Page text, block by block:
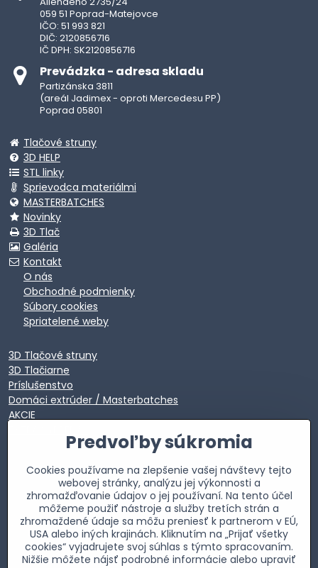
059 51 Poprad-Matejovce
IČO: 51 993 821
DIČ: 2120856716
IČ DPH: SK2120856716
Prevádzka - adresa skladu
Partizánska 3811
(areál Jadimex - oproti Mercedesu PP)
Poprad 05801
Tlačové struny
3D HELP
STL linky
Sprievodca materiálmi
MASTERBATCHES
Novinky
3D Tlač
Galéria
Kontakt
O nás
Obchodné podmienky
Súbory cookies
Spriatelené weby
3D Tlačové struny
3D Tlačiarne
Príslušenstvo
Domáci extrúder / Masterbatches
AKCIE
Predvoľby súkromia
Cookies používame na zlepšenie vašej návštevy tejto
webovej stránky, analýzu jej výkonnosti a
zhromažďovanie údajov o jej používaní. Na tento účel
môžeme použiť nástroje a služby tretích strán a
zhromaždené údaje sa môžu preniesť k partnerom v EÚ,
USA alebo iných krajinách. Kliknutím na „Prijať všetky
cookies“ vyjadrujete svoj súhlas s týmto spracovaním.
Nižšie môžete nájsť podrobné informácie alebo upraviť